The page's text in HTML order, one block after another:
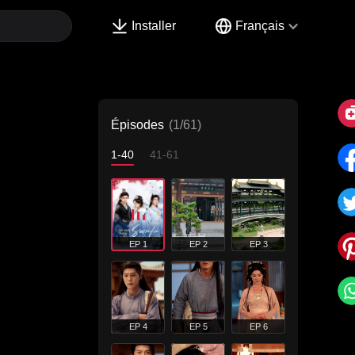
Installer Français
Épisodes (1/61)
1-40 41-61
EP 1 EP 2 EP 3
EP 4 EP 5 EP 6